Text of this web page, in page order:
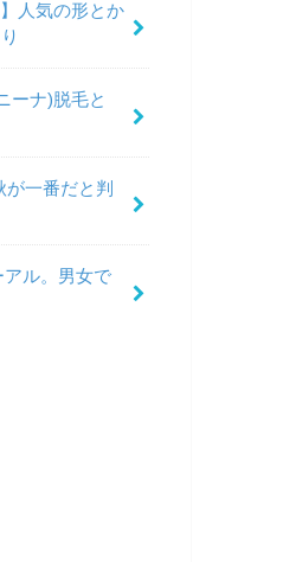
人気の形とか
ーナ)脱毛と
が一番だと判
ル。男女で